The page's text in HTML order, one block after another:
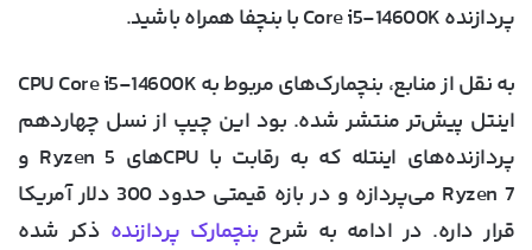
پردازنده Core i5-14600K با بنچفا همراه باشید.
به نقل از منابع، بنچمارک‌های مربوط به CPU Core i5-14600K
اینتل پیش‌تر منتشر شده. بود این چیپ از نسل چهاردهم
پردازنده‌های اینتله که به رقابت با CPU‌های Ryzen 5 و
Ryzen 7 می‌پردازه و در بازه قیمتی حدود 300 دلار آمریکا
قرار داره. در ادامه به شرح بنچمارک پردازنده ذکر شده